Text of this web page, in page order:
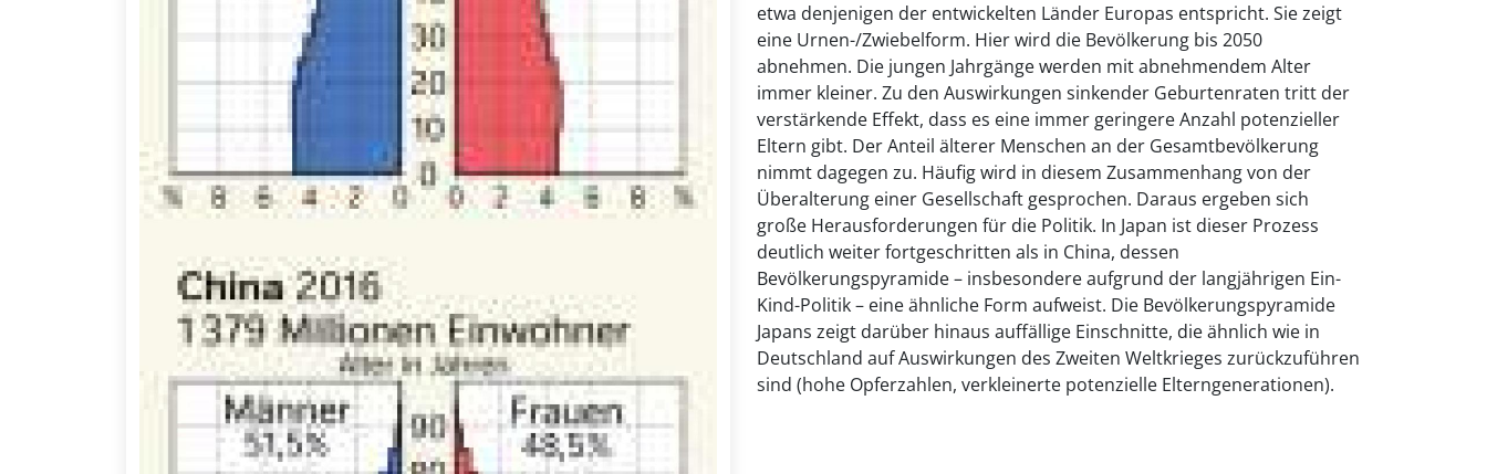
etwa denjenigen der entwickelten Länder Europas entspricht. Sie zeigt
eine Urnen-/Zwiebelform. Hier wird die Bevölkerung bis 2050
abnehmen. Die jungen Jahrgänge werden mit abnehmendem Alter
immer kleiner. Zu den Auswirkungen sinkender Geburtenraten tritt der
verstärkende Effekt, dass es eine immer geringere Anzahl potenzieller
Eltern gibt. Der Anteil älterer Menschen an der Gesamtbevölkerung
nimmt dagegen zu. Häufig wird in diesem Zusammenhang von der
Überalterung einer Gesellschaft gesprochen. Daraus ergeben sich
große Herausforderungen für die Politik. In Japan ist dieser Prozess
deutlich weiter fortgeschritten als in China, dessen
Bevölkerungspyramide – insbesondere aufgrund der langjährigen Ein-
Kind-Politik – eine ähnliche Form aufweist. Die Bevölkerungspyramide
Japans zeigt darüber hinaus auffällige Einschnitte, die ähnlich wie in
Deutschland auf Auswirkungen des Zweiten Weltkrieges zurückzuführen
sind (hohe Opferzahlen, verkleinerte potenzielle Elterngenerationen).